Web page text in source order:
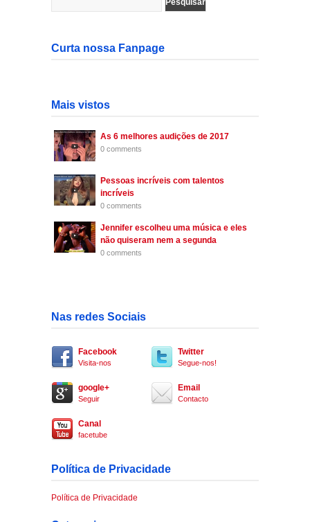
Curta nossa Fanpage
Mais vistos
As 6 melhores audições de 2017
0 comments
Pessoas incríveis com talentos
incríveis
0 comments
Jennifer escolheu uma música e eles
não quiseram nem a segunda
0 comments
Nas redes Sociais
Facebook
Visita-nos
Twitter
Segue-nos!
google+
Seguir
Email
Contacto
Canal
facetube
Política de Privacidade
Política de Privacidade